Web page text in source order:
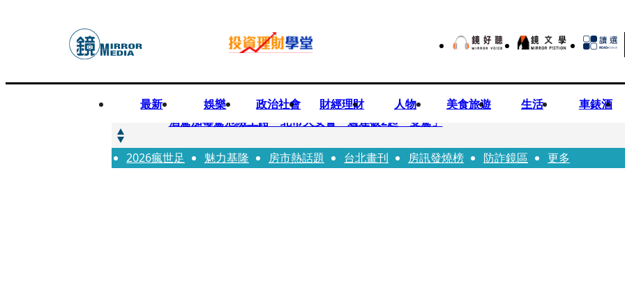
最新 娛樂 政治社會 財經理財 人物 美食旅遊 生活 車錶酒
快訊
酒駕加毒駕危險上路 北市大安警一週連破2起「雙駕」
快訊
Ozone黃文廷、FEniX夏浦洋組「神隊友」 邱以太、林亭莉熱血狂奔殺青淚崩
2026瘋世足 魅力基隆 房市熱話題 台北畫刊 房訊發燒榜 防詐鏡區 更多